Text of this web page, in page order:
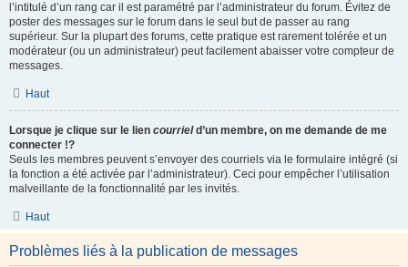
l’intitulé d’un rang car il est paramétré par l’administrateur du forum. Évitez de
poster des messages sur le forum dans le seul but de passer au rang
supérieur. Sur la plupart des forums, cette pratique est rarement tolérée et un
modérateur (ou un administrateur) peut facilement abaisser votre compteur de
messages.
Haut
Lorsque je clique sur le lien courrield’un membre, on me demande de me
connecter !?
Seuls les membres peuvent s’envoyer des courriels via le formulaire intégré (si
la fonction a été activée par l’administrateur). Ceci pour empêcher l’utilisation
malveillante de la fonctionnalité par les invités.
Haut
Problèmes liés à la publication de messages